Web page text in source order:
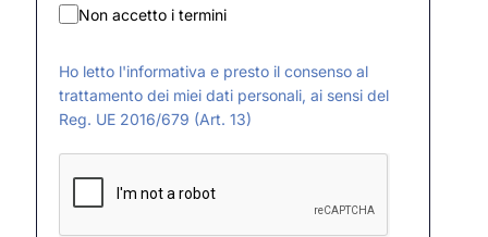
Non accetto i termini
Ho letto l'informativa e presto il consenso al
trattamento dei miei dati personali, ai sensi del
Reg. UE 2016/679 (Art. 13)